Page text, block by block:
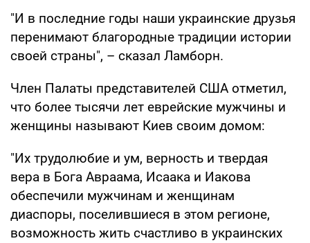
"И в последние годы наши украинские друзья
перенимают благородные традиции истории
своей страны", – сказал Ламборн.
Член Палаты представителей США отметил,
что более тысячи лет еврейские мужчины и
женщины называют Киев своим домом:
"Их трудолюбие и ум, верность и твердая
вера в Бога Авраама, Исаака и Иакова
обеспечили мужчинам и женщинам
диаспоры, поселившиеся в этом регионе,
возможность жить счастливо в украинских